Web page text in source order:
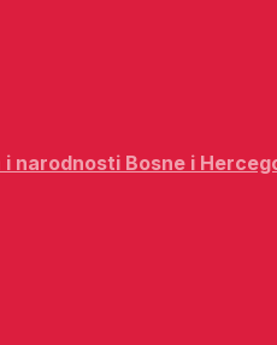
narodnosti Bosne i